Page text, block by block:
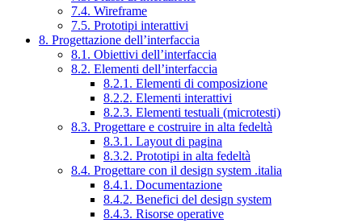
7.4. Wireframe
7.5. Prototipi interattivi
8. Progettazione dell’interfaccia
8.1. Obiettivi dell’interfaccia
8.2. Elementi dell’interfaccia
8.2.1. Elementi di composizione
8.2.2. Elementi interattivi
8.2.3. Elementi testuali (microtesti)
8.3. Progettare e costruire in alta fedeltà
8.3.1. Layout di pagina
8.3.2. Prototipi in alta fedeltà
8.4. Progettare con il design system .italia
8.4.1. Documentazione
8.4.2. Benefici del design system
8.4.3. Risorse operative